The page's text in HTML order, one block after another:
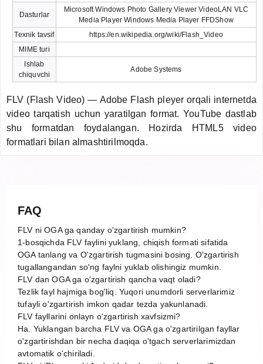
Dasturlar
Microsoft Windows Photo Gallery Viewer VideoLAN VLC
Media Player Windows Media Player FFDShow
Texnik tavsif
https://en.wikipedia.org/wiki/Flash_Video
MIME turi
Ishlab
chiquvchi
Adobe Systems
FLV (Flash Video) — Adobe Flash pleyer orqali internetda
video tarqatish uchun yaratilgan format. YouTube dastlab
shu formatdan foydalangan. Hozirda HTML5 video
formatlari bilan almashtirilmoqda.
FAQ
FLV ni OGA ga qanday o'zgartirish mumkin?
1-bosqichda FLV faylini yuklang, chiqish formati sifatida
OGA tanlang va O'zgartirish tugmasini bosing. O'zgartirish
tugallangandan so'ng faylni yuklab olishingiz mumkin.
FLV dan OGA ga o'zgartirish qancha vaqt oladi?
Tezlik fayl hajmiga bog'liq. Yuqori unumdorli serverlarimiz
tufayli o'zgartirish imkon qadar tezda yakunlanadi.
FLV fayllarini onlayn o'zgartirish xavfsizmi?
Ha. Yuklangan barcha FLV va OGA ga o'zgartirilgan fayllar
o'zgartirishdan bir necha daqiqa o'tgach serverlarimizdan
avtomatik o'chiriladi.